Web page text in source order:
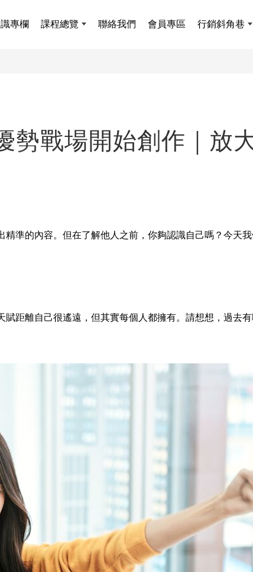
專欄 課程總覽 聯絡我們 會員專區 行銷斜角巷
勢戰場開始創作｜放
準的內容。但在了解他人之前，你夠認識自己嗎？今天
距離自己很遙遠，但其實每個人都擁有。請想想，過去